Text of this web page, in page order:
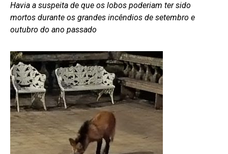
Havia a suspeita de que os lobos poderiam ter sido
mortos durante os grandes incêndios de setembro e
outubro do ano passado